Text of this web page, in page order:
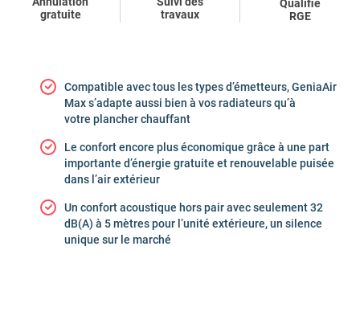
gratuite
travaux
Qualifié
RGE
Compatible avec tous les types d’émetteurs, GeniaAir
Max s’adapte aussi bien à vos radiateurs qu’à
votre plancher chauffant
Le confort encore plus économique grâce à une part
importante d’énergie gratuite et renouvelable puisée
dans l’air extérieur
Un confort acoustique hors pair avec seulement 32
dB(A) à 5 mètres pour l’unité extérieure, un silence
unique sur le marché